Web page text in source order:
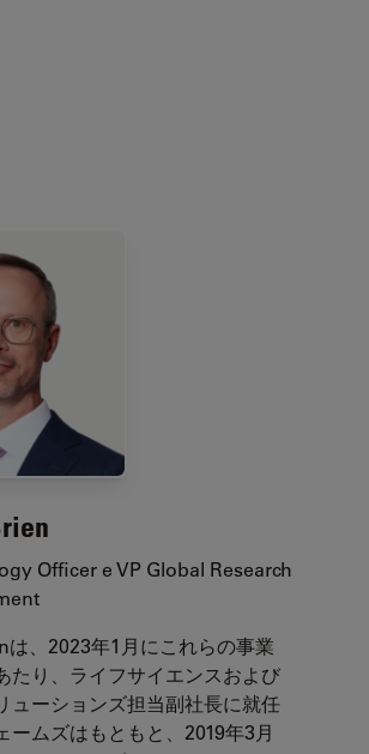
Officer e VP Global Research
は、2023年1月にこれらの事業
たり、ライフサイエンスおよび
ューションズ担当副社長に就任
ームズはもともと、2019年3月